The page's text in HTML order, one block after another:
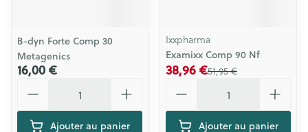
B-dyn Forte Comp 30
Metagenics
16,00 €
Ajouter au panier
Ixxpharma
Examixx Comp 90 Nf
51,95 €
38,96 €
Ajouter au panier